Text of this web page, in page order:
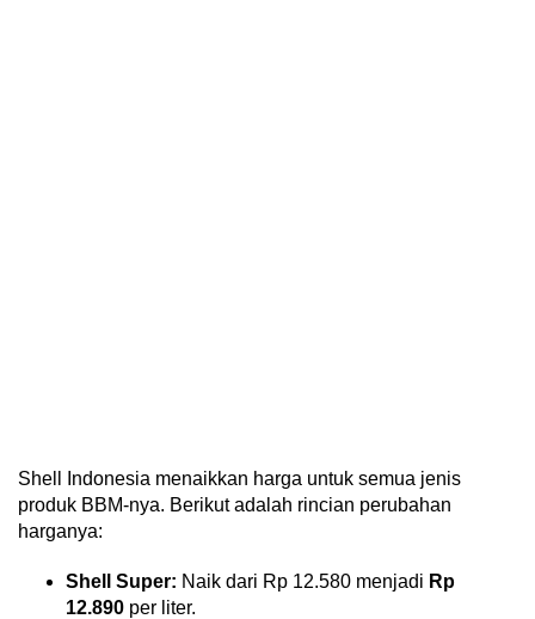
Shell Indonesia menaikkan harga untuk semua jenis
produk BBM-nya. Berikut adalah rincian perubahan
harganya:
Shell Super: Naik dari Rp 12.580 menjadi Rp
12.890 per liter.